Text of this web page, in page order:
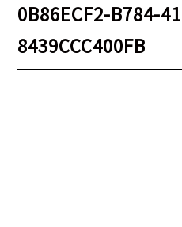
0B86ECF2-B784-
8439CCC400FB